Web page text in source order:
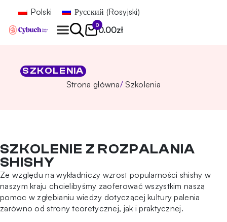
Polski Русский (Rosyjski)
0
0.00zł
SZKOLENIA
Strona główna
Szkolenia
SZKOLENIE Z ROZPALANIA
SHISHY
Ze względu na wykładniczy wzrost popularności shishy w
naszym kraju chcielibyśmy zaoferować wszystkim naszą
pomoc w zgłębianiu wiedzy dotyczącej kultury palenia
zarówno od strony teoretycznej, jak i praktycznej.